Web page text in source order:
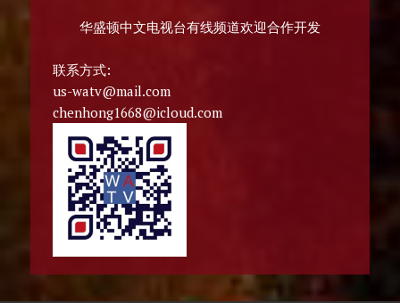
华盛顿中文电视台有线频道欢迎合作开发
联系方式:
us-watv@mail.com
chenhong1668@icloud.com